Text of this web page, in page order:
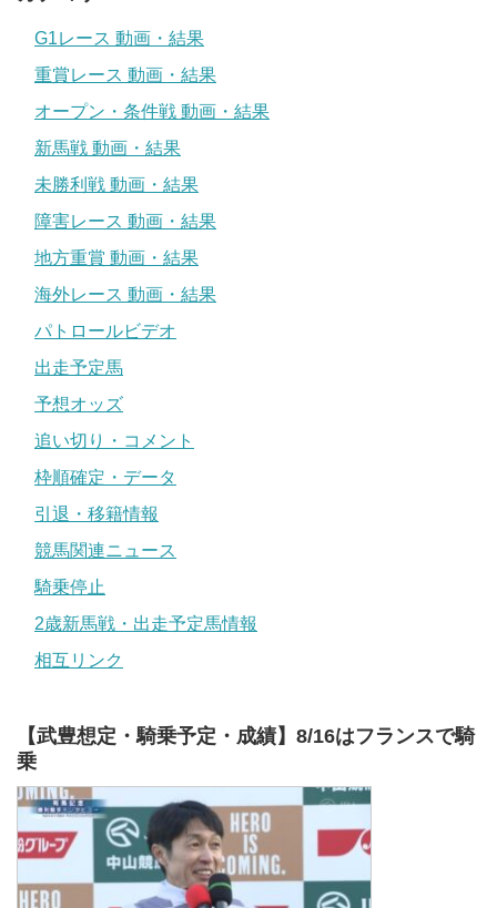
G1レース 動画・結果
重賞レース 動画・結果
オープン・条件戦 動画・結果
新馬戦 動画・結果
未勝利戦 動画・結果
障害レース 動画・結果
地方重賞 動画・結果
海外レース 動画・結果
パトロールビデオ
出走予定馬
予想オッズ
追い切り・コメント
枠順確定・データ
引退・移籍情報
競馬関連ニュース
騎乗停止
2歳新馬戦・出走予定馬情報
相互リンク
【武豊想定・騎乗予定・成績】8/16はフランスで騎
乗